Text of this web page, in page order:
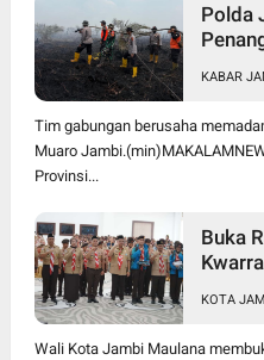
Polda
KABAR
Tim gabungan berusaha
Muaro
Provinsi...
Buka
KOTA
Wali Kota Jambi Maulana